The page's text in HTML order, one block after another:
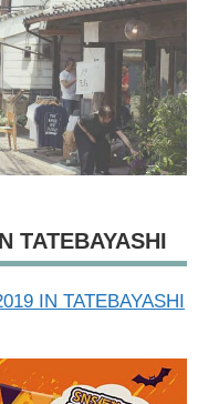
TATEBAYASHI
IN TATEBAYASHI